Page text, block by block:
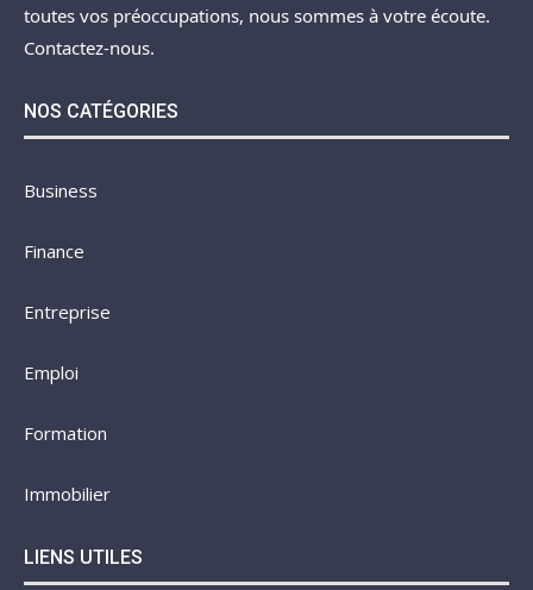
toutes vos préoccupations, nous sommes à votre écoute.
Contactez-nous.
NOS CATÉGORIES
Business
Finance
Entreprise
Emploi
Formation
Immobilier
LIENS UTILES